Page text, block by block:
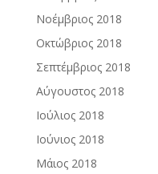
Νοέμβριος 2018
Οκτώβριος 2018
Σεπτέμβριος 2018
Αύγουστος 2018
Ιούλιος 2018
Ιούνιος 2018
Μάιος 2018